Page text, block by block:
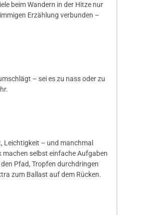
beim Wandern in der Hitze nur
Erzählung verbunden –
– sei es zu nass oder zu
Leichtigkeit – und manchmal
machen selbst einfache Aufgaben
Pfad, Tropfen durchdringen
zum Ballast auf dem Rücken.